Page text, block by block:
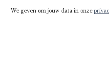
We geven om jouw data in onze